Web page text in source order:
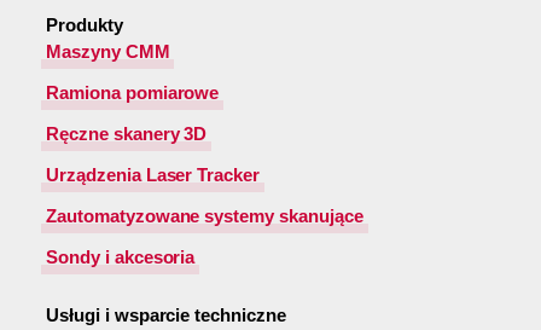
Produkty
Maszyny CMM
Ramiona pomiarowe
Ręczne skanery 3D
Urządzenia Laser Tracker
Zautomatyzowane systemy skanujące
Sondy i akcesoria
Usługi i wsparcie techniczne